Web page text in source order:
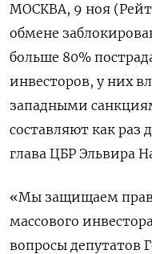
МОСКВА, 9 ноя
обмене
больше 80%
инвесторов, у них
западными
составляют как раз
глава ЦБР Эльвира
«Мы защищаем
массового
вопросы депутатов